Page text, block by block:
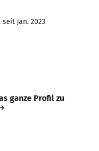
Jan. 2023
ganze Profil zu